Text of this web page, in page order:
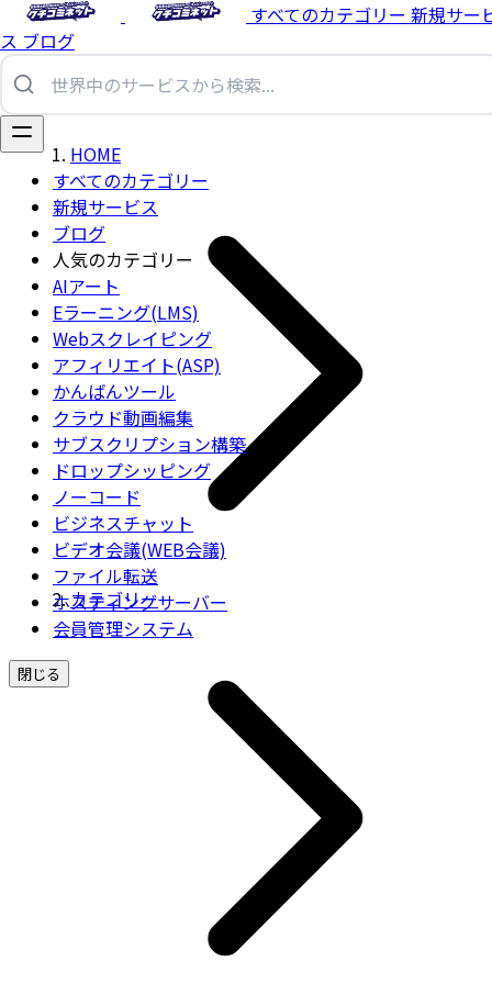
すべてのカテゴリー 新規サー
ス ブログ
すべてのカテゴリー
新規サービス
ブログ
人気のカテゴリー
AIアート
Eラーニング(LMS)
Webスクレイピング
アフィリエイト(ASP)
かんばんツール
クラウド動画編集
サブスクリプション構築
ドロップシッピング
ノーコード
ビジネスチャット
ビデオ会議(WEB会議)
ファイル転送
ホスティングサーバー
会員管理システム
閉じる
HOME
カテゴリー